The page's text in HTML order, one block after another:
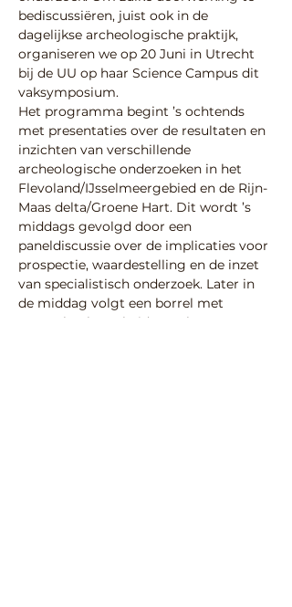
bediscussiëren, juist ook in de
dagelijkse archeologische praktijk,
organiseren we op 20 Juni in Utrecht
bij de UU op haar Science Campus dit
vaksymposium.
Het programma begint ’s ochtends
met presentaties over de resultaten en
inzichten van verschillende
archeologische onderzoeken in het
Flevoland/IJsselmeergebied en de Rijn-
Maas delta/Groene Hart. Dit wordt ’s
middags gevolgd door een
paneldiscussie over de implicaties voor
prospectie, waardestelling en de inzet
van specialistisch onderzoek. Later in
de middag volgt een borrel met
netwerkgelegenheid en schouwen van